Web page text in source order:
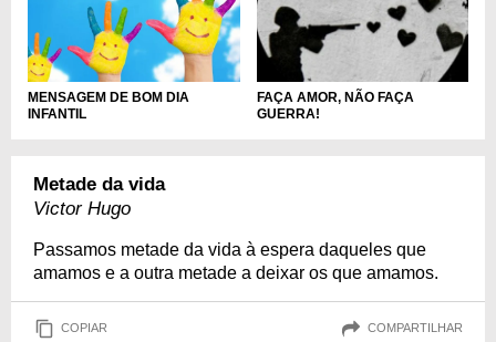
MENSAGEM DE BOM DIA
INFANTIL
FAÇA AMOR, NÃO FAÇA
GUERRA!
Metade da vida
Victor Hugo
Passamos metade da vida à espera daqueles que
amamos e a outra metade a deixar os que amamos.
COPIAR COMPARTILHAR